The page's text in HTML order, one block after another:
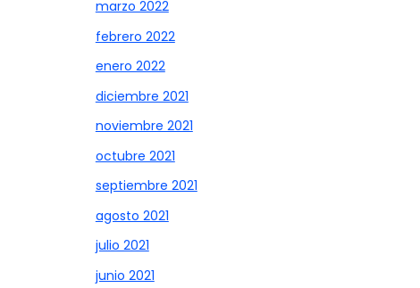
marzo 2022
febrero 2022
enero 2022
diciembre 2021
noviembre 2021
octubre 2021
septiembre 2021
agosto 2021
julio 2021
junio 2021